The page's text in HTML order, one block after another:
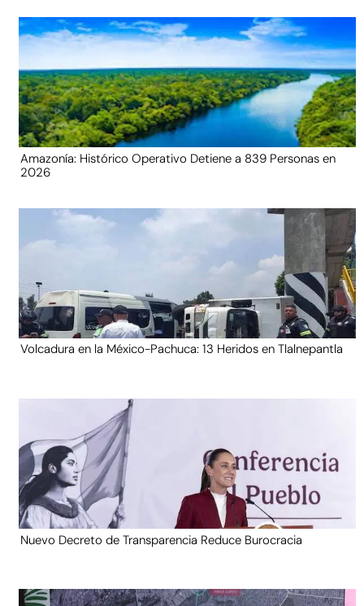
Amazonía: Histórico Operativo Detiene a 839 Personas en
2026
Volcadura en la México-Pachuca: 13 Heridos en Tlalnepantla
Nuevo Decreto de Transparencia Reduce Burocracia